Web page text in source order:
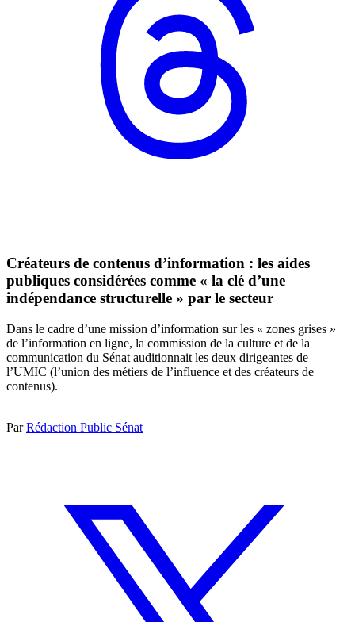
Créateurs de contenus d’information : les aides
publiques considérées comme « la clé d’une
indépendance structurelle » par le secteur
Dans le cadre d’une mission d’information sur les « zones grises »
de l’information en ligne, la commission de la culture et de la
communication du Sénat auditionnait les deux dirigeantes de
l’UMIC (l’union des métiers de l’influence et des créateurs de
contenus).
ParRédaction Public Sénat